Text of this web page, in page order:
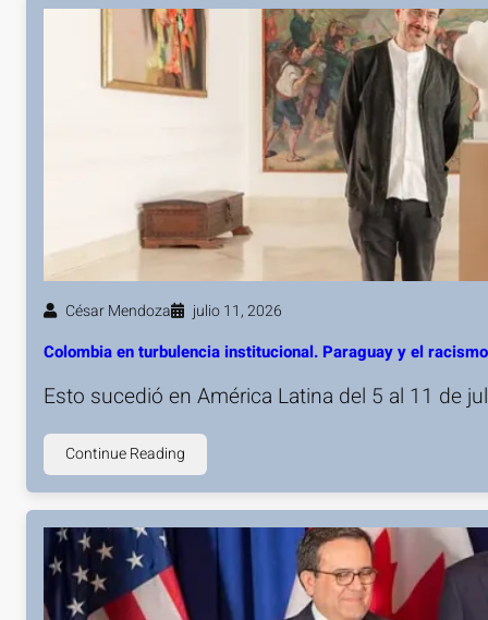
César Mendoza julio 11, 2026
Colombia en turbulencia institucional. Paraguay y el
Esto sucedió en América Latina del 5 al 11 de
Continue Reading